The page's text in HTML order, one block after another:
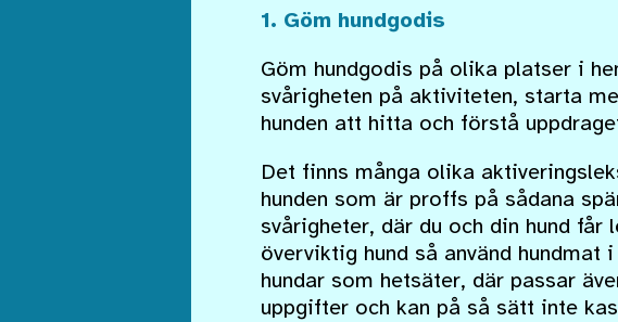
1. Göm hundgodis
Göm hundgodis på olika platser i
svårigheten på aktiviteten, starta
hunden att hitta och förstå
Det finns många olika
hunden som är proffs på sådana
svårigheter, där du och din hund
överviktig hund så använd
hundar som hetsäter, där passar
uppgifter och kan på så sätt inte